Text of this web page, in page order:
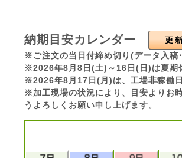
納期目安カレンダー
※ご注文の当日付締め切り(データ入稿
※2026年8月8日(土)～16日(日)は夏期
※2026年8月17日(月)は、工場非稼働
※加工現場の状況により、目安よりお
うよろしくお願い申し上げます。